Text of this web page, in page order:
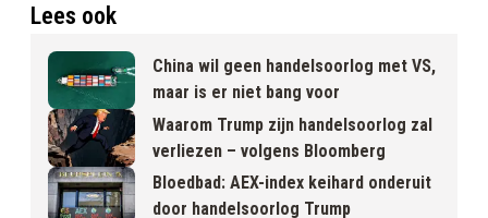
Lees ook
China wil geen handelsoorlog met VS,
maar is er niet bang voor
Waarom Trump zijn handelsoorlog zal
verliezen – volgens Bloomberg
Bloedbad: AEX-index keihard onderuit
door handelsoorlog Trump